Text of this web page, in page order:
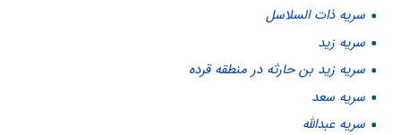
سريه ذات السلاسل
سريه زيد
سريه زيد بن حارثه در منطقه قرده
سريه سعد
سريه عبدالله